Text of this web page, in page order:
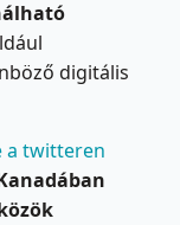
digitális
a twitteren